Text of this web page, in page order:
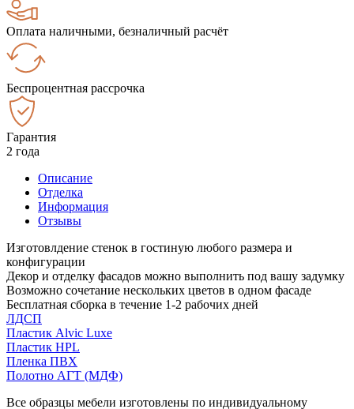
Оплата наличными, безналичный расчёт
Беспроцентная рассрочка
Гарантия
2 года
Описание
Отделка
Информация
Отзывы
Изготовлдение стенок в гостиную любого размера и
конфигурации
Декор и отделку фасадов можно выполнить под вашу задумку
Возможно сочетание нескольких цветов в одном фасаде
Бесплатная сборка в течение 1-2 рабочих дней
ЛДСП
Пластик Alvic Luxe
Пластик HPL
Пленка ПВХ
Полотно АГТ (МДФ)
Все образцы мебели изготовлены по индивидуальному